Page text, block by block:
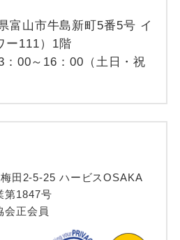
山市牛島新町5番5号 イ
ー111）1階
00～16：00（土日・祝
田2-5-25 ハービスOSAKA
第1847号
会正会員